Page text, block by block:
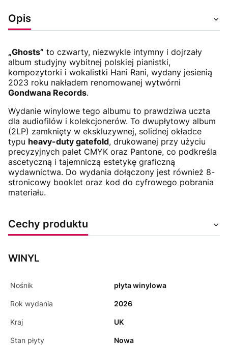
Opis
„Ghosts” to czwarty, niezwykle intymny i dojrzały
album studyjny wybitnej polskiej pianistki,
kompozytorki i wokalistki Hani Rani, wydany jesienią
2023 roku nakładem renomowanej wytwórni
Gondwana Records.
Wydanie winylowe tego albumu to prawdziwa uczta
dla audiofilów i kolekcjonerów. To dwupłytowy album
(2LP) zamknięty w ekskluzywnej, solidnej okładce
typu heavy-duty gatefold, drukowanej przy użyciu
precyzyjnych palet CMYK oraz Pantone, co podkreśla
ascetyczną i tajemniczą estetykę graficzną
wydawnictwa. Do wydania dołączony jest również 8-
stronicowy booklet oraz kod do cyfrowego pobrania
materiału.
Cechy produktu
WINYL
Nośnik płyta winylowa
Rok wydania 2026
Kraj UK
Stan płyty Nowa